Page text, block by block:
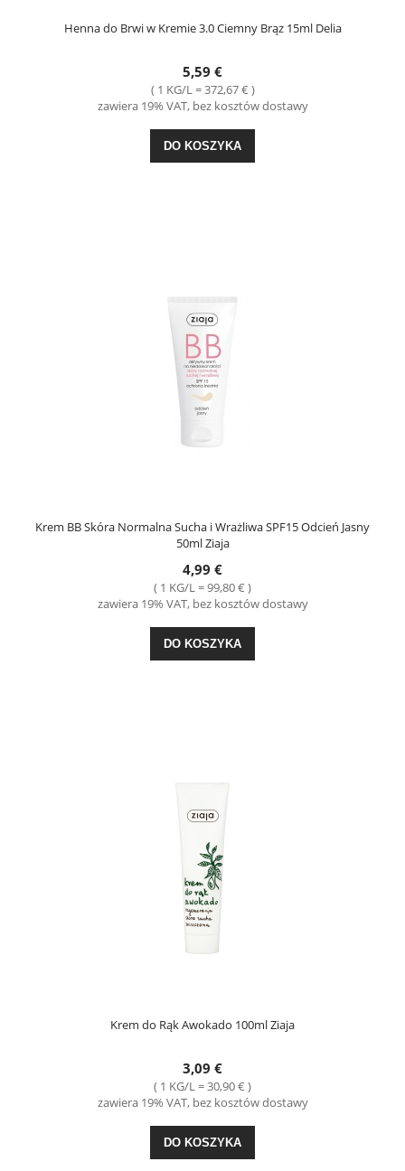
Henna do Brwi w Kremie 3.0 Ciemny Brąz 15ml Delia
5,59 €
( 1 KG/L = 372,67 € )
zawiera 19% VAT, bez kosztów dostawy
DO KOSZYKA
Krem BB Skóra Normalna Sucha i Wrażliwa SPF15 Odcień Jasny
50ml Ziaja
4,99 €
( 1 KG/L = 99,80 € )
zawiera 19% VAT, bez kosztów dostawy
DO KOSZYKA
Krem do Rąk Awokado 100ml Ziaja
3,09 €
( 1 KG/L = 30,90 € )
zawiera 19% VAT, bez kosztów dostawy
DO KOSZYKA